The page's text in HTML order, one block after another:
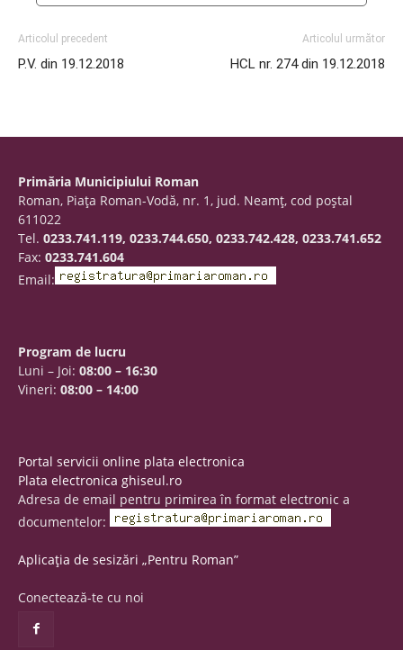
Articolul precedent
P.V. din 19.12.2018
Articolul următor
HCL nr. 274 din 19.12.2018
Primăria Municipiului Roman
Roman, Piaţa Roman-Vodă, nr. 1, jud. Neamţ, cod poştal
611022
Tel. 0233.741.119, 0233.744.650, 0233.742.428, 0233.741.652
Fax: 0233.741.604
Email:
Program de lucru
Luni – Joi: 08:00 – 16:30
Vineri: 08:00 – 14:00
Portal servicii online plata electronica
Plata electronica ghiseul.ro
Adresa de email pentru primirea în format electronic a
documentelor:
Aplicația de sesizări „Pentru Roman”
Conectează-te cu noi